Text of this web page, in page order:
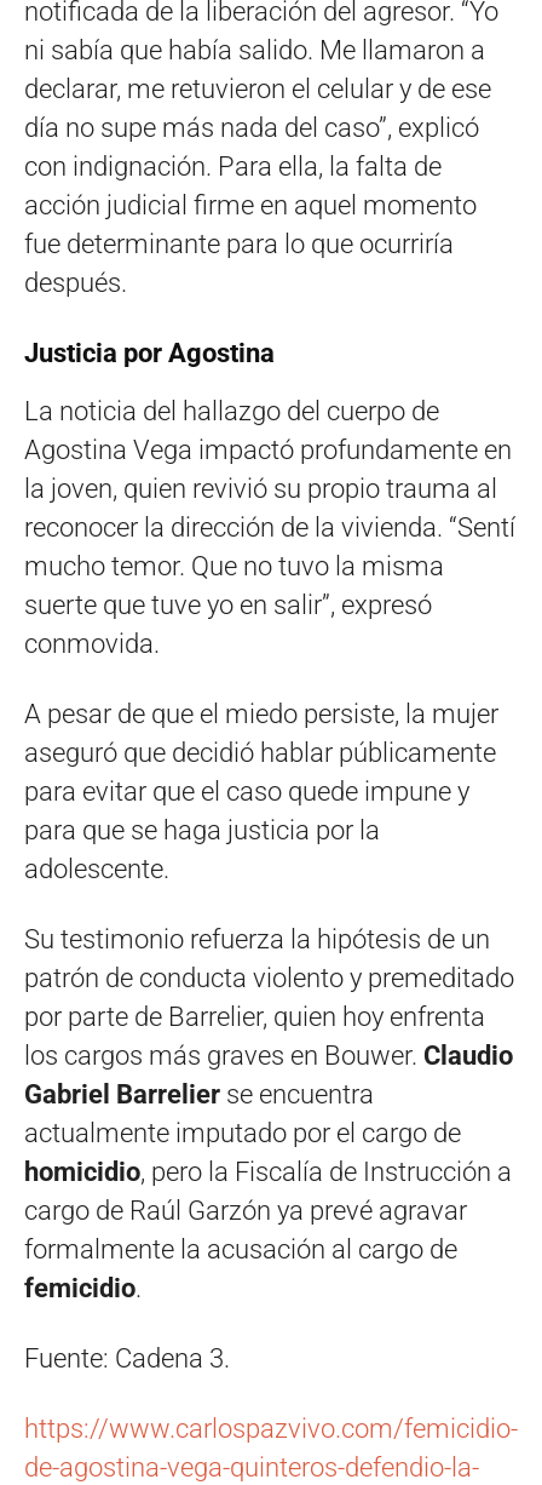
notificada de la liberación del agresor. “Yo
ni sabía que había salido. Me llamaron a
declarar, me retuvieron el celular y de ese
día no supe más nada del caso”, explicó
con indignación. Para ella, la falta de
acción judicial firme en aquel momento
fue determinante para lo que ocurriría
después.
Justicia por Agostina
La noticia del hallazgo del cuerpo de
Agostina Vega impactó profundamente en
la joven, quien revivió su propio trauma al
reconocer la dirección de la vivienda. “Sentí
mucho temor. Que no tuvo la misma
suerte que tuve yo en salir”, expresó
conmovida.
A pesar de que el miedo persiste, la mujer
aseguró que decidió hablar públicamente
para evitar que el caso quede impune y
para que se haga justicia por la
adolescente.
Su testimonio refuerza la hipótesis de un
patrón de conducta violento y premeditado
por parte de Barrelier, quien hoy enfrenta
los cargos más graves en Bouwer. Claudio
Gabriel Barrelier se encuentra
actualmente imputado por el cargo de
homicidio, pero la Fiscalía de Instrucción a
cargo de Raúl Garzón ya prevé agravar
formalmente la acusación al cargo de
femicidio.
Fuente: Cadena 3.
https://www.carlospazvivo.com/femicidio-
de-agostina-vega-quinteros-defendio-la-